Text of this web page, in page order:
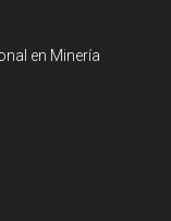
en Minería